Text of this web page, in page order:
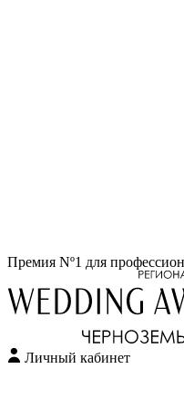
Перейти
содержимому
Премия Nº1 для
Личный кабинет